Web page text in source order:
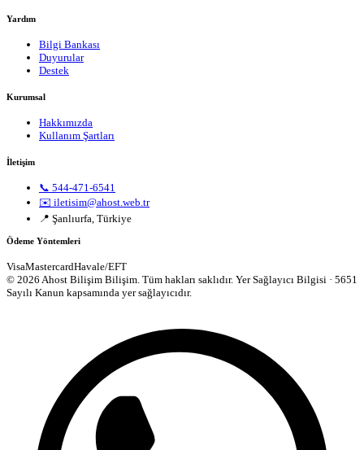
Yardım
Bilgi Bankası
Duyurular
Destek
Kurumsal
Hakkımızda
Kullanım Şartları
İletişim
📞 544-471-6541
✉️ iletisim@ahost.web.tr
📍 Şanlıurfa, Türkiye
Ödeme Yöntemleri
VisaMastercardHavale/EFT
© 2026 Ahost Bilişim Bilişim. Tüm hakları saklıdır. Yer Sağlayıcı Bilgisi · 5651
Sayılı Kanun kapsamında yer sağlayıcıdır.